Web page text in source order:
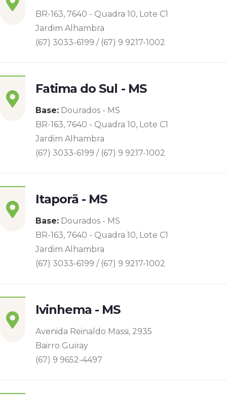
BR-163, 7640 - Quadra 10, Lote C1
Jardim Alhambra
(67) 3033-6199 / (67) 9 9217-1002
Fatima do Sul - MS
Base: Dourados - MS
BR-163, 7640 - Quadra 10, Lote C1
Jardim Alhambra
(67) 3033-6199 / (67) 9 9217-1002
Itaporã - MS
Base: Dourados - MS
BR-163, 7640 - Quadra 10, Lote C1
Jardim Alhambra
(67) 3033-6199 / (67) 9 9217-1002
Ivinhema - MS
Avenida Reinaldo Massi, 2935
Bairro Guiray
(67) 9 9652-4497